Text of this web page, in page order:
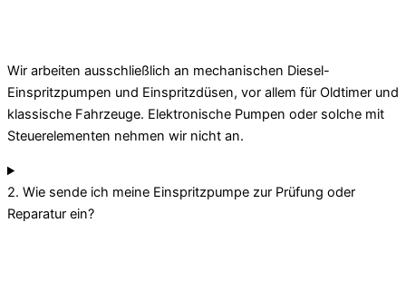
Wir arbeiten ausschließlich an mechanischen Diesel-
Einspritzpumpen und Einspritzdüsen, vor allem für Oldtimer und
klassische Fahrzeuge. Elektronische Pumpen oder solche mit
Steuerelementen nehmen wir nicht an.
2. Wie sende ich meine Einspritzpumpe zur Prüfung oder
Reparatur ein?